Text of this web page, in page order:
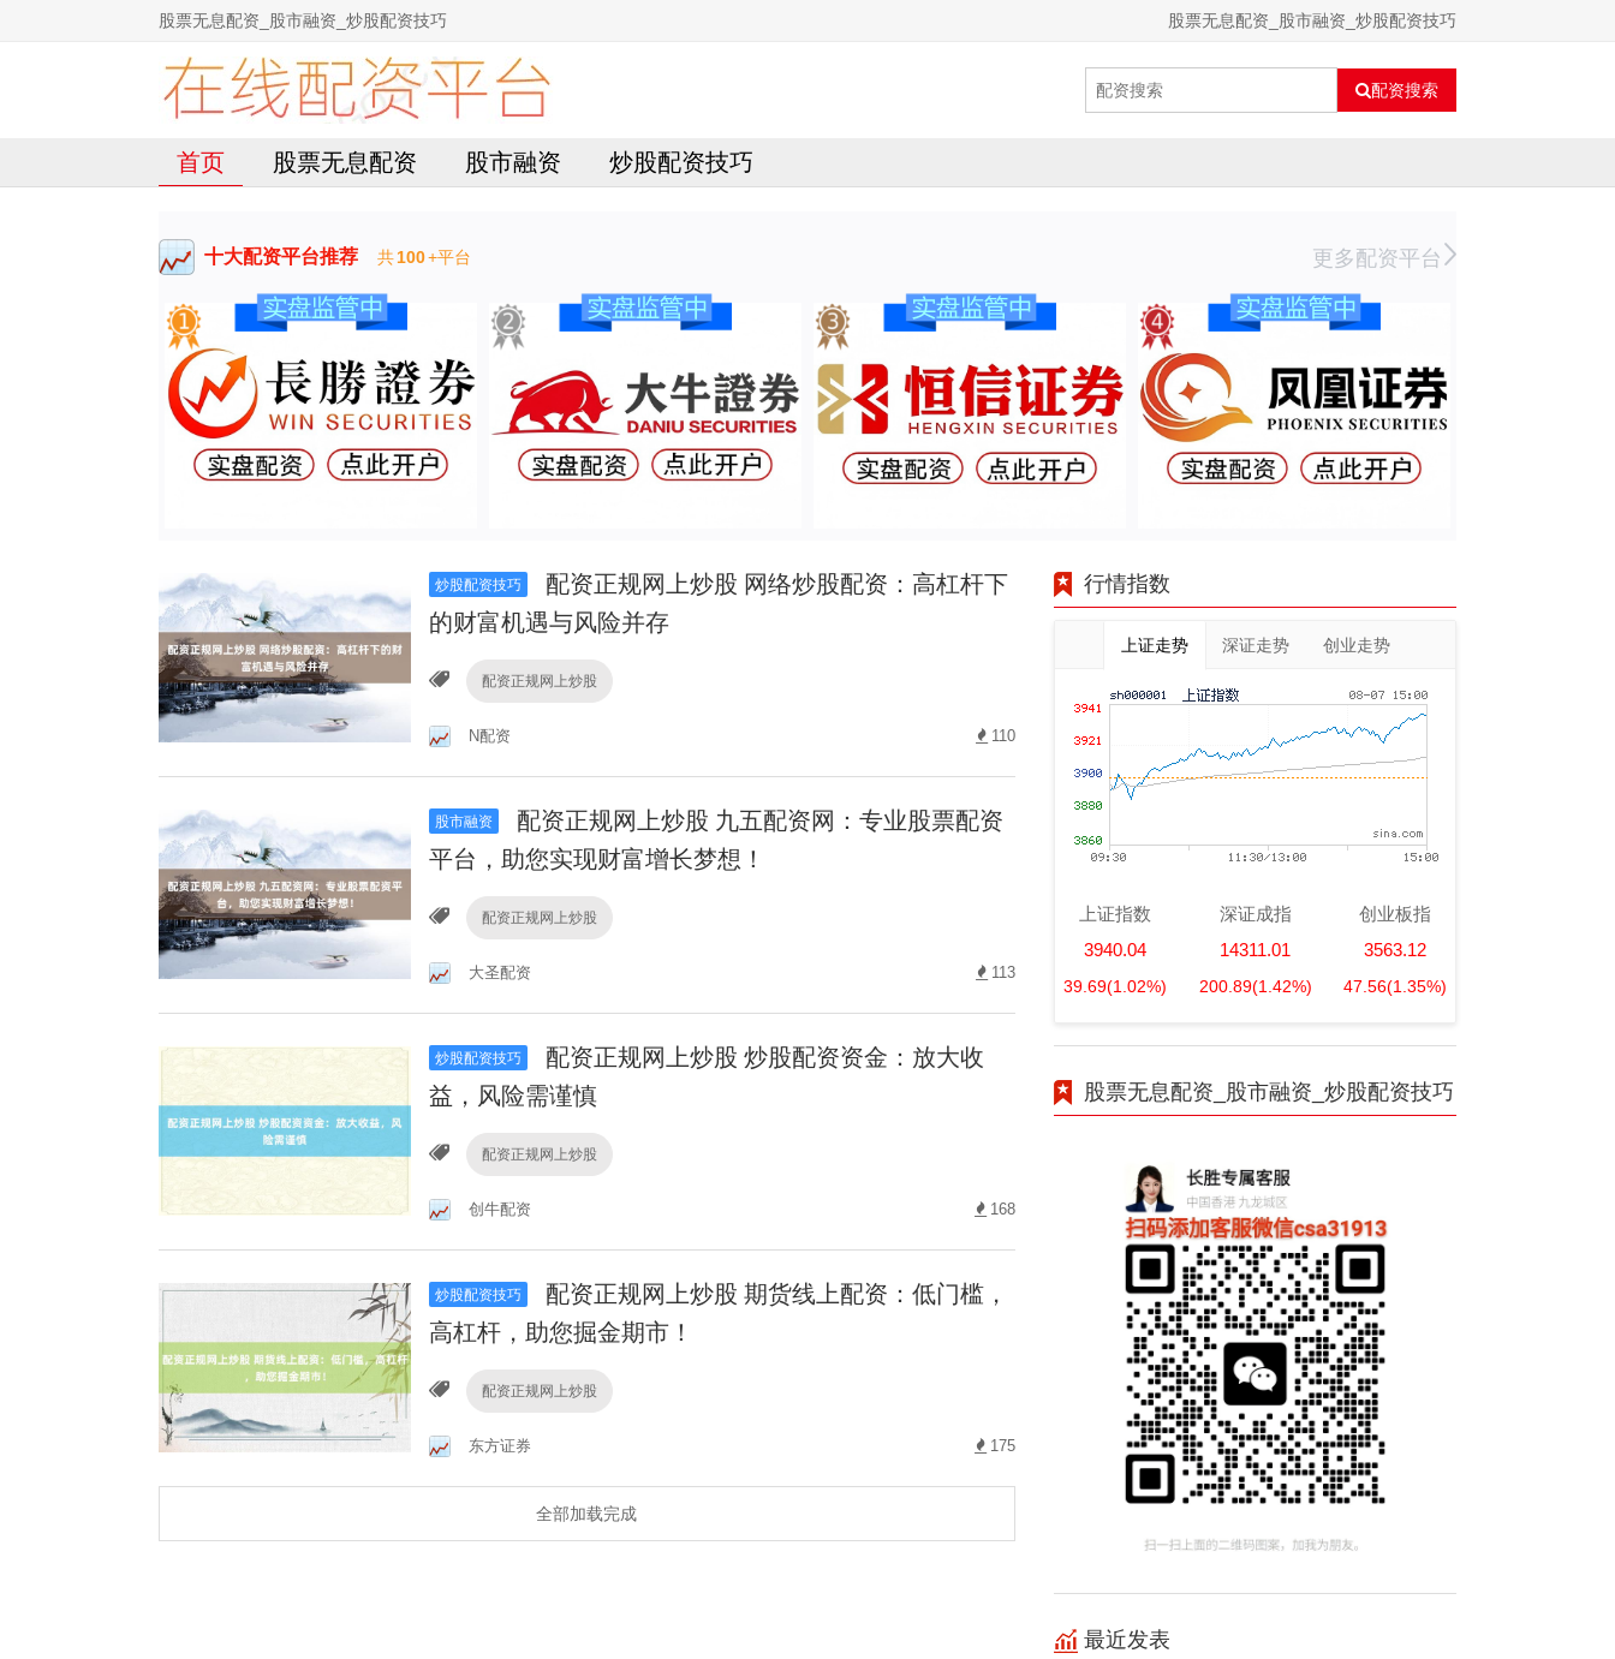
股票无息配资_股市融资_炒股配资技巧 股票无息配资_股市融资_炒股配资技巧
配资搜索
首页 股票无息配资 股市融资 炒股配资技巧
十大配资平台推荐 共100+平台 更多配资平台
炒股配资技巧
配资正规网上炒股 网络炒股配资：高杠杆下
的财富机遇与风险并存
配资正规网上炒股
N配资 110
股市融资
配资正规网上炒股 九五配资网：专业股票配资
平台，助您实现财富增长梦想！
配资正规网上炒股
大圣配资 113
炒股配资技巧
配资正规网上炒股 炒股配资资金：放大收
益，风险需谨慎
配资正规网上炒股
创牛配资 168
炒股配资技巧
配资正规网上炒股 期货线上配资：低门槛，
高杠杆，助您掘金期市！
配资正规网上炒股
东方证券 175
全部加载完成
行情指数
上证走势 深证走势 创业走势
上证指数
3940.04
39.69(1.02%)
深证成指
14311.01
200.89(1.42%)
创业板指
3563.12
47.56(1.35%)
股票无息配资_股市融资_炒股配资技巧
最近发表